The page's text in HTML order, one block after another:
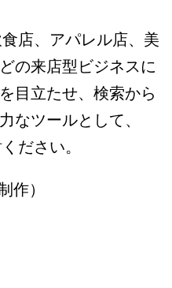
店、アパレル店、美
の来店型ビジネスに
目立たせ、検索から
なツールとして、
ださい。
作）